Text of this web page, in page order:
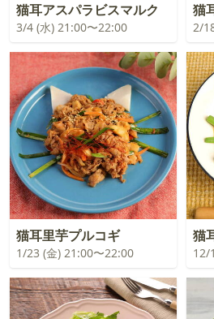
猫耳アスパラビスマルク
3/4 (水) 21:00〜22:00
猫
2/
猫耳里芋プルコギ
1/23 (金) 21:00〜22:00
猫
12/